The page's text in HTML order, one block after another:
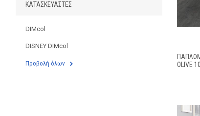
OLIVE
ΚΑΤΑΣΚΕΥΑΣΤΈΣ
DIMcol
DISNEY DIMcol
Προβολή όλων